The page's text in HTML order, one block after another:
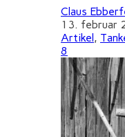
Claus
13. februar
Artikel,
8